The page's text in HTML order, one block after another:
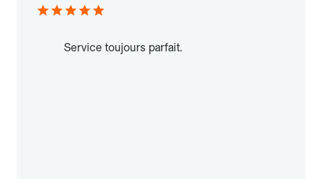
Service toujours parfait.